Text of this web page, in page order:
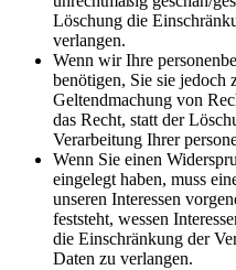
Löschung die
verlangen.
Wenn wir Ihre
benötigen, Sie sie jedoch
Geltendmachung von
das Recht, statt der
Verarbeitung Ihrer
Wenn Sie einen
eingelegt haben, muss
unseren Interessen
feststeht, wessen
die Einschränkung der
Daten zu verlangen.